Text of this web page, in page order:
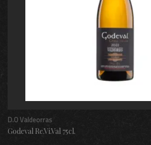
D.O Valdeorras
Godeval Re.Vi.Val 75cl.